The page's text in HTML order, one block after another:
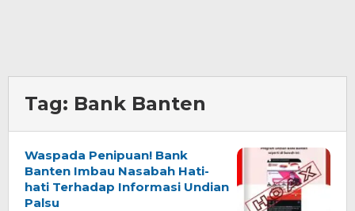
Tag: Bank Banten
Waspada Penipuan! Bank
Banten Imbau Nasabah Hati-
hati Terhadap Informasi Undian
Palsu